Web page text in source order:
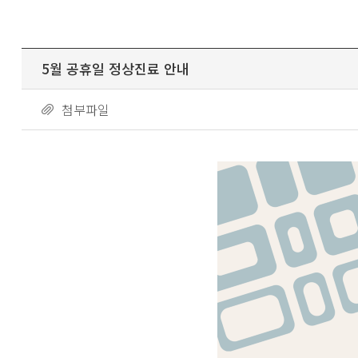
5월 공휴일 정상진료 안내
첨부파일